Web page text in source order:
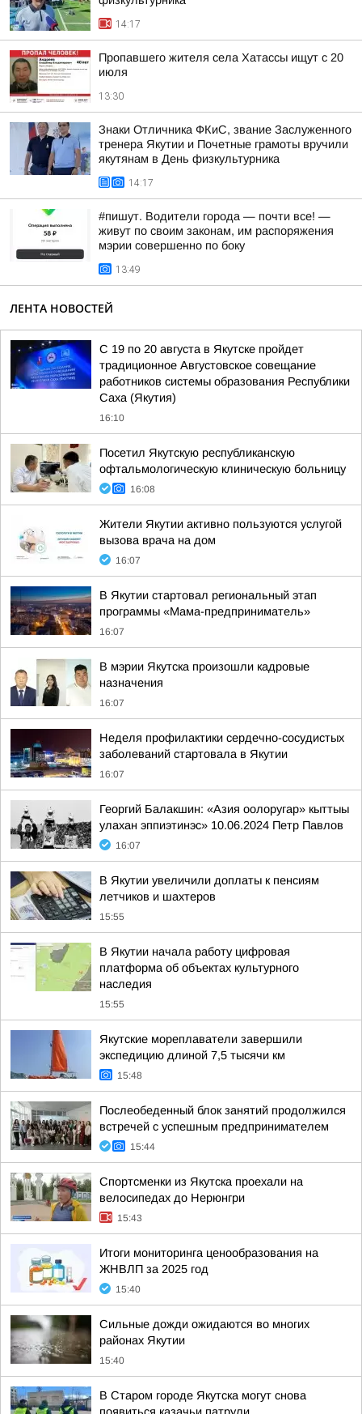
14:17
Пропавшего жителя села Хатассы ищут с 20
июля
13:30
Знаки Отличника ФКиС, звание Заслуженного
тренера Якутии и Почетные грамоты вручили
якутянам в День физкультурника
14:17
#пишут. Водители города — почти все! —
живут по своим законам, им распоряжения
мэрии совершенно по боку
13:49
ЛЕНТА НОВОСТЕЙ
С 19 по 20 августа в Якутске пройдет
традиционное Августовское совещание
работников системы образования Республики
Саха (Якутия)
16:10
Посетил Якутскую республиканскую
офтальмологическую клиническую больницу
16:08
Жители Якутии активно пользуются услугой
вызова врача на дом
16:07
В Якутии стартовал региональный этап
программы «Мама-предприниматель»
16:07
В мэрии Якутска произошли кадровые
назначения
16:07
Неделя профилактики сердечно-сосудистых
заболеваний стартовала в Якутии
16:07
Георгий Балакшин: «Азия оолоругар» кыттыы
улахан эппиэтинэс» 10.06.2024 Петр Павлов
16:07
В Якутии увеличили доплаты к пенсиям
летчиков и шахтеров
15:55
В Якутии начала работу цифровая
платформа об объектах культурного
наследия
15:55
Якутские мореплаватели завершили
экспедицию длиной 7,5 тысячи км
15:48
Послеобеденный блок занятий продолжился
встречей с успешным предпринимателем
15:44
Спортсменки из Якутска проехали на
велосипедах до Нерюнгри
15:43
Итоги мониторинга ценообразования на
ЖНВЛП за 2025 год
15:40
Сильные дожди ожидаются во многих
районах Якутии
15:40
В Старом городе Якутска могут снова